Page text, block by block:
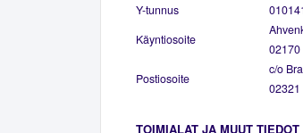
Y-tunnus
Käyntiosoite
02170
Postiosoite
c/o
02321
TOIMIALAT JA MUUT TIEDOT